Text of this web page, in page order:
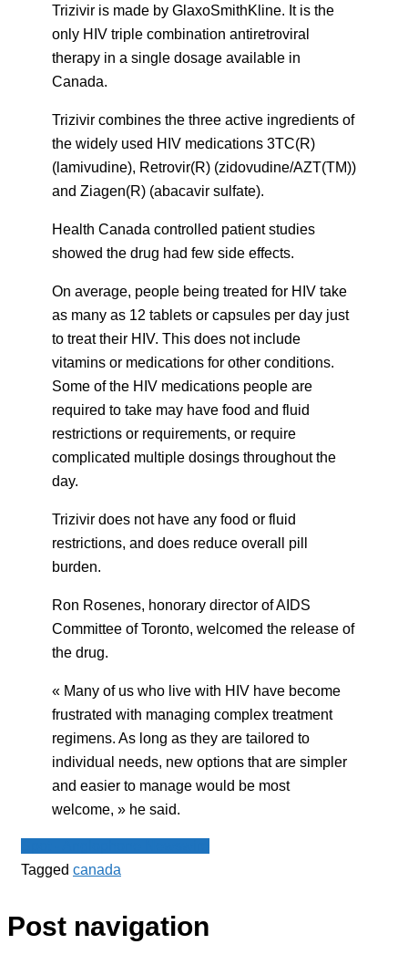
Trizivir is made by GlaxoSmithKline. It is the
only HIV triple combination antiretroviral
therapy in a single dosage available in
Canada.
Trizivir combines the three active ingredients of
the widely used HIV medications 3TC(R)
(lamivudine), Retrovir(R) (zidovudine/AZT(TM))
and Ziagen(R) (abacavir sulfate).
Health Canada controlled patient studies
showed the drug had few side effects.
On average, people being treated for HIV take
as many as 12 tablets or capsules per day just
to treat their HIV. This does not include
vitamins or medications for other conditions.
Some of the HIV medications people are
required to take may have food and fluid
restrictions or requirements, or require
complicated multiple dosings throughout the
day.
Trizivir does not have any food or fluid
restrictions, and does reduce overall pill
burden.
Ron Rosenes, honorary director of AIDS
Committee of Toronto, welcomed the release of
the drug.
« Many of us who live with HIV have become
frustrated with managing complex treatment
regimens. As long as they are tailored to
individual needs, new options that are simpler
and easier to manage would be most
welcome, » he said.
Tagged canada
Post navigation